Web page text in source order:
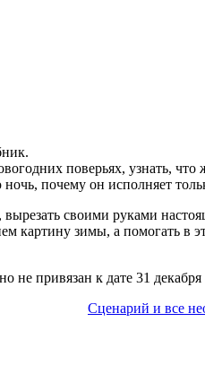
поверьях, узнать,
почему он исполняет
своими руками
картину зимы, а помогать в
не привязан к дате 31
Сценарий и все